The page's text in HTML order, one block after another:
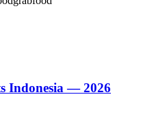
Indonesia — 2026